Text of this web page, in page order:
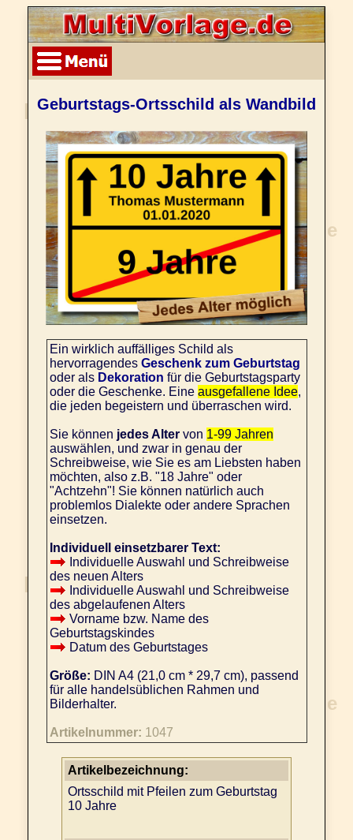
Geburtstags-Ortsschild als Wandbild
Ein wirklich auffälliges Schild als
hervorragendes Geschenk zum Geburtstag
oder als Dekoration für die Geburtstagsparty
oder die Geschenke. Eine ausgefallene Idee,
die jeden begeistern und überraschen wird.
Sie können jedes Altervon 1-99 Jahren
auswählen, und zwar in genau der
Schreibweise, wie Sie es am Liebsten haben
möchten, also z.B. "18 Jahre" oder
"Achtzehn"! Sie können natürlich auch
problemlos Dialekte oder andere Sprachen
einsetzen.
Individuell einsetzbarer Text:
Individuelle Auswahl und Schreibweise
des neuen Alters
Individuelle Auswahl und Schreibweise
des abgelaufenen Alters
Vorname bzw. Name des
Geburtstagskindes
Datum des Geburtstages
Größe: DIN A4 (21,0 cm * 29,7 cm), passend
für alle handelsüblichen Rahmen und
Bilderhalter.
Artikelnummer: 1047
Artikelbezeichnung:
Ortsschild mit Pfeilen zum Geburtstag
10 Jahre